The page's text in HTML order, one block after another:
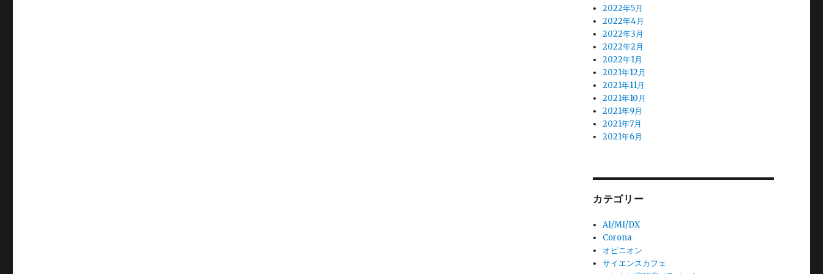
2022年5月
2022年4月
2022年3月
2022年2月
2022年1月
2021年12月
2021年11月
2021年10月
2021年9月
2021年7月
2021年6月
カテゴリー
AI/MI/DX
Corona
オピニオン
サイエンスカフェ